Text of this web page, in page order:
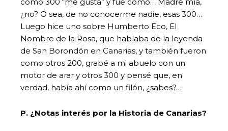
¿no? O sea, de no conocerme nadie, esas 300…
Luego hice uno sobre Humberto Eco, El
Nombre de la Rosa, que hablaba de la leyenda
de San Borondón en Canarias, y también fueron
como otros 200, grabé a mi abuelo con un
motor de arar y otros 300 y pensé que, en
verdad, había ahí como un filón, ¿sabes?…
P. ¿Notas interés por la Historia de Canarias?